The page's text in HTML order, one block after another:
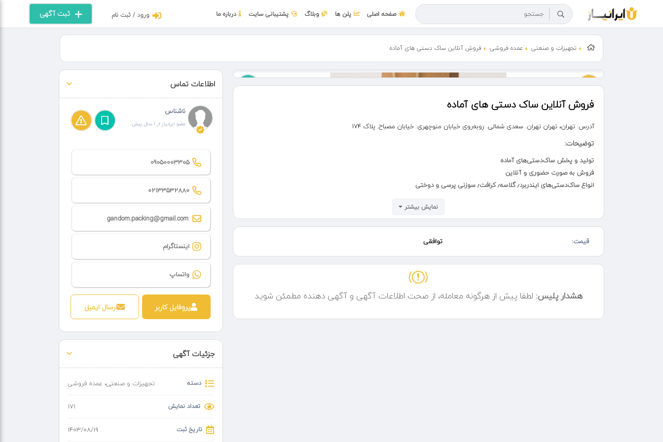
ثبت آگهی ورود / ثبت نام صفحه اصلی پلن ها وبلاگ پشتیبانی سایت درباره ما
تجهیزات و صنعتی عمده فروشی فروش آنلاین ساک‌ دستی‌ های آماده
فروش آنلاین ساک‌ دستی‌ های آماده
آدرس: تهران، تهران تهران. سعدی شمالی. رو‌به‌روی خیابان منوچهری. خیابان مصباح. پلاک ۱۷۴
توضیحات:
تولید و پخش ساک‌دستی‌های آماده
فروش به صورت حضوری و آنلاین
انواع ساک‌دستی‌های ایندربرد٫ گلاسه٫ کرافت٫ سوزنی پرسی و دوختی
سایت: www.gandompack.ir
موبایل: 09050003305
نمایش بیشتر
قیمت: توافقی
هشدار پلیس: لطفا پیش از هرگونه معامله، از صحت اطلاعات آگهی و آگهی دهنده مطمئن شوید
اطلاعات تماس
ناشناس
عضو ایرانیاز از 1 سال پیش
09050003305
02133532880
gandom.packing@gmail.com
اینستاگرام
واتساپ
پروفایل کاربر ارسال ایمیل
جزئیات آگهی
دسته تجهیزات و صنعتی، عمده فروشی
تعداد نمایش 171
تاریخ ثبت ۱۴۰۳/۰۸/۱۹